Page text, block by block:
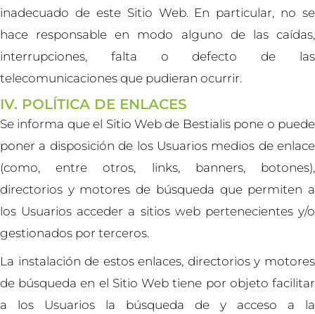
inadecuado de este Sitio Web. En particular, no se
hace responsable en modo alguno de las caídas,
interrupciones, falta o defecto de las
telecomunicaciones que pudieran ocurrir.
IV. POLÍTICA DE ENLACES
Se informa que el Sitio Web de Bestialis pone o puede
poner a disposición de los Usuarios medios de enlace
(como, entre otros, links, banners, botones),
directorios y motores de búsqueda que permiten a
los Usuarios acceder a sitios web pertenecientes y/o
gestionados por terceros.
La instalación de estos enlaces, directorios y motores
de búsqueda en el Sitio Web tiene por objeto facilitar
a los Usuarios la búsqueda de y acceso a la